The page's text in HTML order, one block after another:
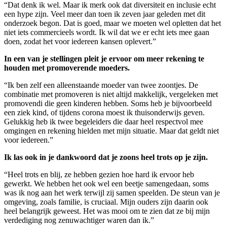
“Dat denk ik wel. Maar ik merk ook dat diversiteit en inclusie echt
een hype zijn. Veel meer dan toen ik zeven jaar geleden met dit
onderzoek begon. Dat is goed, maar we moeten wel opletten dat het
niet iets commercieels wordt. Ik wil dat we er echt iets mee gaan
doen, zodat het voor iedereen kansen oplevert.”
In een van je stellingen pleit je ervoor om meer rekening te
houden met promoverende moeders.
“Ik ben zelf een alleenstaande moeder van twee zoontjes. De
combinatie met promoveren is niet altijd makkelijk, vergeleken met
promovendi die geen kinderen hebben. Soms heb je bijvoorbeeld
een ziek kind, of tijdens corona moest ik thuisonderwijs geven.
Gelukkig heb ik twee begeleiders die daar heel respectvol mee
omgingen en rekening hielden met mijn situatie. Maar dat geldt niet
voor iedereen.”
Ik las ook in je dankwoord dat je zoons heel trots op je zijn.
“Heel trots en blij, ze hebben gezien hoe hard ik ervoor heb
gewerkt. We hebben het ook wel een beetje samengedaan, soms
was ik nog aan het werk terwijl zij samen speelden. De steun van je
omgeving, zoals familie, is cruciaal. Mijn ouders zijn daarin ook
heel belangrijk geweest. Het was mooi om te zien dat ze bij mijn
verdediging nog zenuwachtiger waren dan ik.”